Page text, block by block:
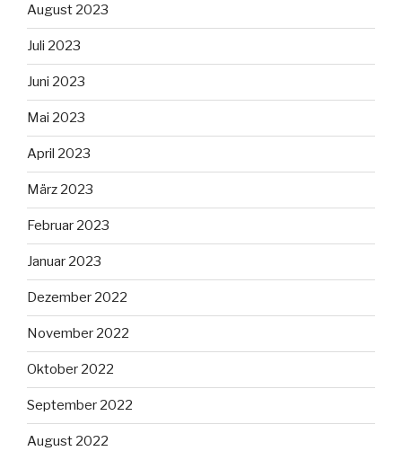
August 2023
Juli 2023
Juni 2023
Mai 2023
April 2023
März 2023
Februar 2023
Januar 2023
Dezember 2022
November 2022
Oktober 2022
September 2022
August 2022